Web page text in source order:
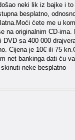
neki lik iz bajke i
besplatno,
ćete me u
na originalnim CD-
sa 400 000
Cijena je 10€ ili 75
net bankinga dati ću
neke besplatno –